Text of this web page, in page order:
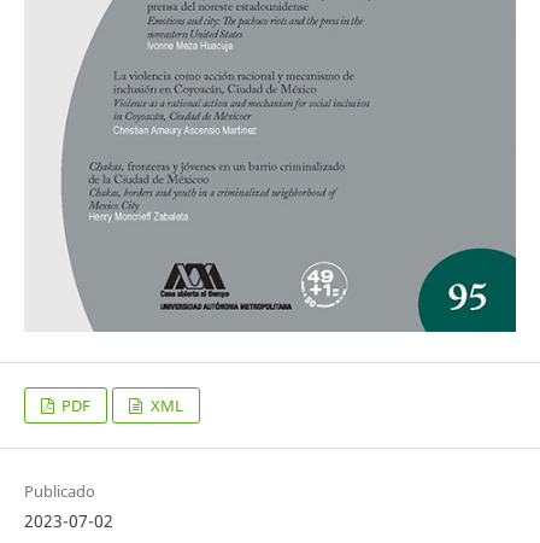
PDF XML
Publicado
2023-07-02